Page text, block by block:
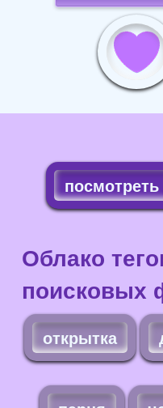
Облако
поисковых
открытка